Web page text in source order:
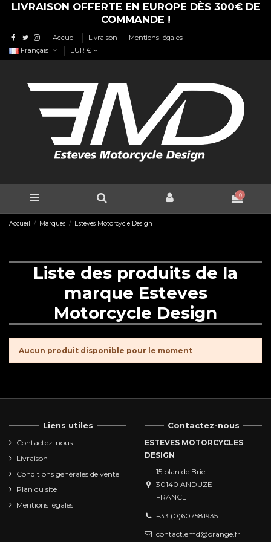
LIVRAISON OFFERTE EN EUROPE DÈS 300€ DE
COMMANDE !
Accueil Livraison
Mentions légales
Français
EUR €
0
Accueil Marques Esteves Motorcycle Design
Liste des produits de la
marque Esteves
Motorcycle Design
Aucun produit disponible pour le moment
Liens utiles
Contactez-nous
Livraison
Conditions générales de vente
Plan du site
Mentions légales
Contactez-nous
ESTEVES MOTORCYCLES
DESIGN
15 plan de Brie
30140 ANDUZE
FRANCE
+33 (0)607581935
contact.emd@orange.fr